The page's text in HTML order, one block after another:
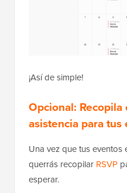
¡Así de simple!
Opcional:
asistencia para tus
Una vez que tus
querrás recopilar RSVP
esperar.